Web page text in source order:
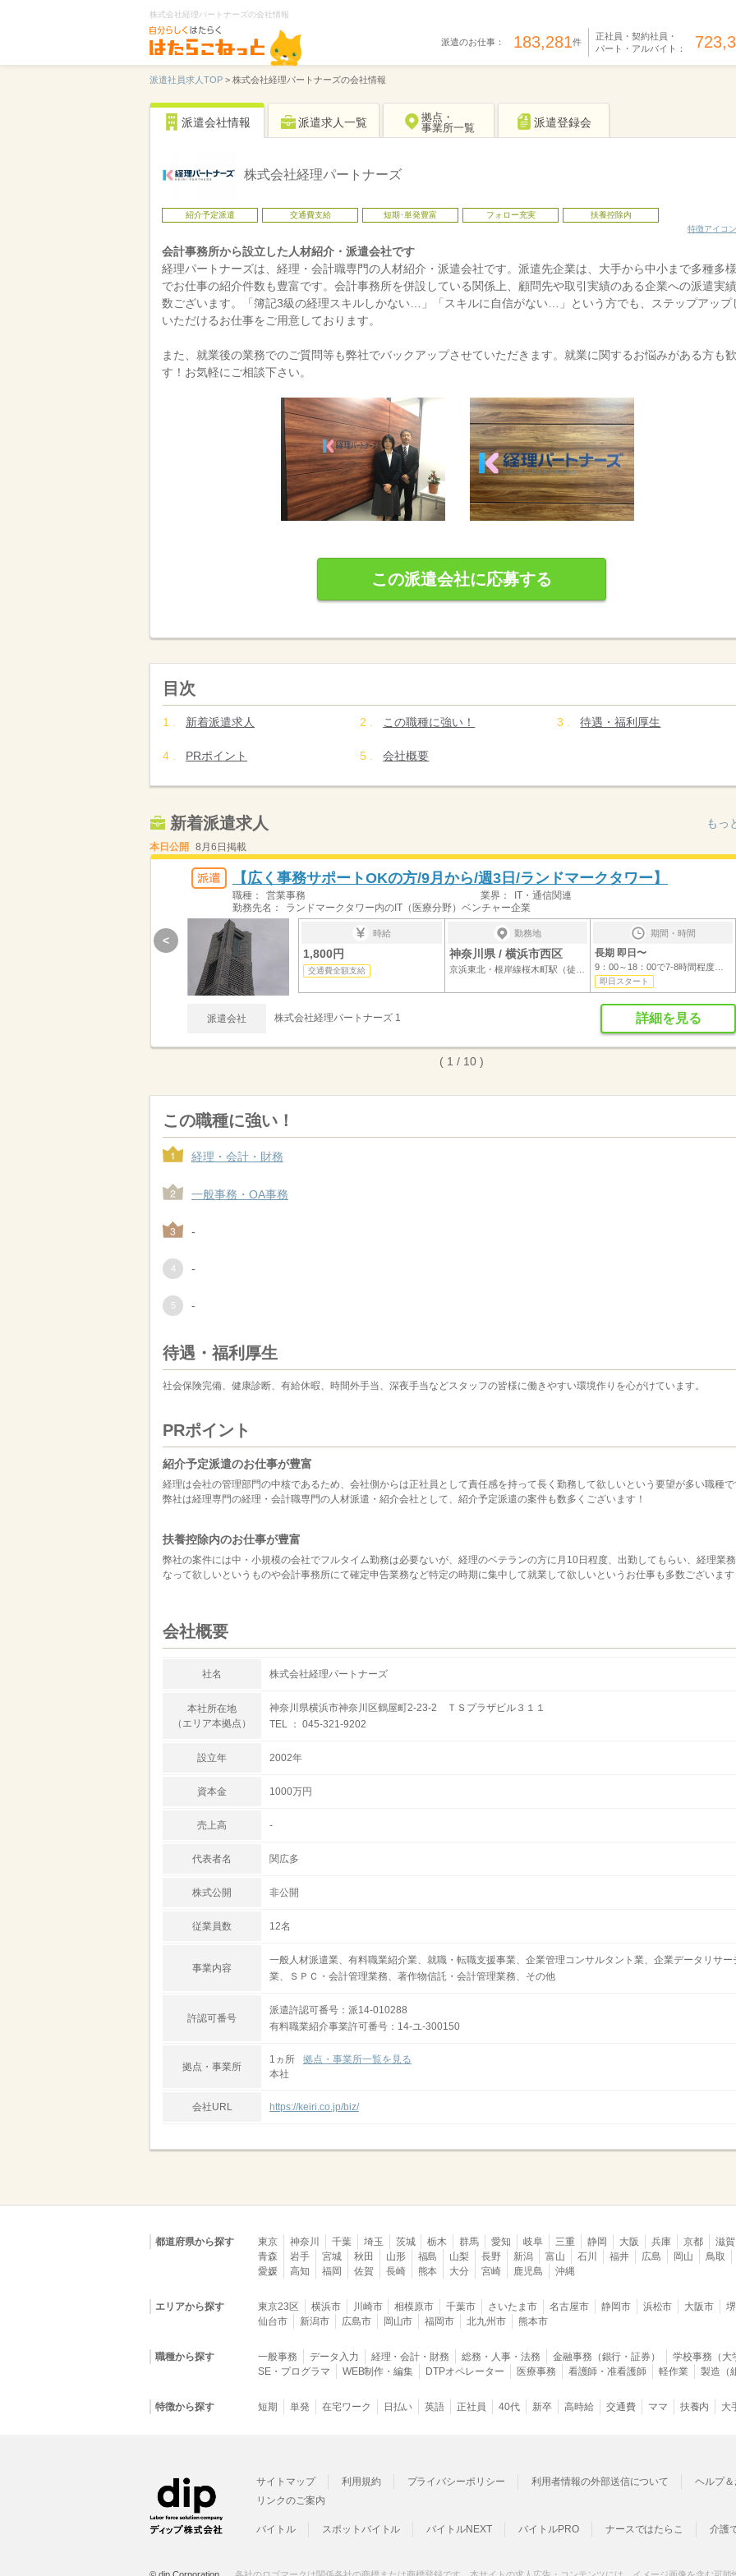
株式会社経理パートナーズの会社情報
派遣のお仕事： 183,281件
正社員・契約社員・
パート・アルバイト：
派遣社員求人TOP > 株式会社経理パートナーズの会社情報
派遣会社情報 派遣求人一覧
拠点・
事業所一覧
派遣登録会
株式会社経理パートナーズ
紹介予定派遣 交通費支給 短期･単発豊富 フォロー充実
扶養控除内
特徴アイコ
会計事務所から設立した人材紹介・派遣会社です
経理パートナーズは、経理・会計職専門の人材紹介・派遣会社です。派遣先企業は、大手から中小まで多種多
でお仕事の紹介件数も豊富です。会計事務所を併設している関係上、顧問先や取引実績のある企業への派遣実
数ございます。「簿記3級の経理スキルしかない…」「スキルに自信がない…」という方でも、ステップアップ
いただけるお仕事をご用意しております。
また、就業後の業務でのご質問等も弊社でバックアップさせていただきます。就業に関するお悩みがある方も
す！お気軽にご相談下さい。
この派遣会社に応募する
目次
新着派遣求人 この職種に強い！ 待遇・福利厚生
PRポイント 会社概要
新着派遣求人 もっ
本日公開 8月6日掲載
【広く事務サポートOKの方/9月から/週3日/ランドマークタワー】
職種： 営業事務 業界：
IT・通信関連
勤務先名：
ランドマークタワー内のIT（医療分野）ベンチャー企業
時給
1,800円
交通費全額支給
勤務地
神奈川県 / 横浜市西区
期間・時間
長期 即日〜
即日スタート
詳細を見る
派遣会社 株式会社経理パートナーズ 1
<
( 1 / 10 )
この職種に強い！
経理・会計・財務
一般事務・OA事務
-
-
-
待遇・福利厚生
社会保険完備、健康診断、有給休暇、時間外手当、深夜手当などスタッフの皆様に働きやすい環境作りを心がけています。
PRポイント
紹介予定派遣のお仕事が豊富
経理は会社の管理部門の中核であるため、会社側からは正社員として責任感を持って長く勤務して欲しいという要望が多い職種で
弊社は経理専門の経理・会計職専門の人材派遣・紹介会社として、紹介予定派遣の案件も数多くございます！
扶養控除内のお仕事が豊富
弊社の案件には中・小規模の会社でフルタイム勤務は必要ないが、経理のベテランの方に月10日程度、出勤してもらい、経理業
なって欲しいというものや会計事務所にて確定申告業務など特定の時期に集中して就業して欲しいというお仕事も多数ございます
会社概要
社名 株式会社経理パートナーズ
本社所在地
（エリア本拠点）
神奈川県横浜市神奈川区鶴屋町2-23-2 ＴＳプラザビル３１１
TEL ： 045-321-9202
設立年 2002年
資本金 1000万円
売上高 -
代表者名 関広多
株式公開 非公開
従業員数 12名
事業内容
一般人材派遣業、有料職業紹介業、就職・転職支援事業、企業管理コンサルタント業、企業データリサー
業、ＳＰＣ・会計管理業務、著作物信託・会計管理業務、その他
許認可番号
派遣許認可番号：派14-010288
有料職業紹介事業許可番号：14-ユ-300150
拠点・事業所
1ヵ所
拠点・事業所一覧を見る
本社
会社URL https://keiri.co.jp/biz/
都道府県から探す 東京 神奈川 千葉 埼玉 茨城 栃木 群馬 愛知 岐阜 三重 静岡 大阪 兵庫 京都 滋賀
青森
岩手 宮城 秋田 山形 福島 山梨 長野 新潟 富山 石川 福井 広島 岡山 鳥取
愛媛
高知 福岡 佐賀 長崎 熊本 大分 宮崎 鹿児島 沖縄
エリアから探す 東京23区 横浜市 川崎市 相模原市 千葉市 さいたま市 名古屋市 静岡市 浜松市 大阪市
仙台市
新潟市 広島市 岡山市 福岡市 北九州市 熊本市
職種から探す 一般事務 データ入力 経理・会計・財務 総務・人事・法務 金融事務（銀行・証券） 学校事務（大
SE・プログラマ
WEB制作・編集 DTPオペレーター 医療事務 看護師・准看護師 軽作業 製造（
特徴から探す 短期 単発 在宅ワーク 日払い 英語 正社員 40代 新卒 高時給 交通費 ママ 扶養内 大
サイトマップ 利用規約 プライバシーポリシー 利用者情報の外部送信について ヘルプ
リンクのご案内
バイトル スポットバイトル バイトルNEXT バイトルPRO ナースではたらこ 介護